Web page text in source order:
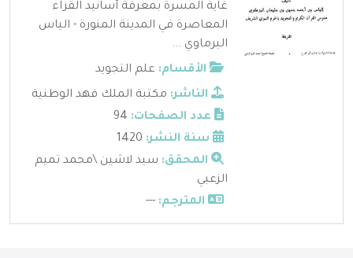
غاية المسرة بمعرفة أسانيد القراء
المعاصرة في المدينة المنورة - الياس
البرماوي ...
الأقسام: علم التجويد
الناشر: مكتبة الملك فهد الوطنية
عدد الصفحات:
سنة النشر:
المحقق: سيد لاشين \محمد تميم
الزعبي
المترجم: ---